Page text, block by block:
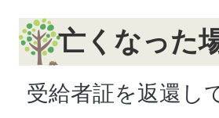
亡くなった
受給者証を返還し